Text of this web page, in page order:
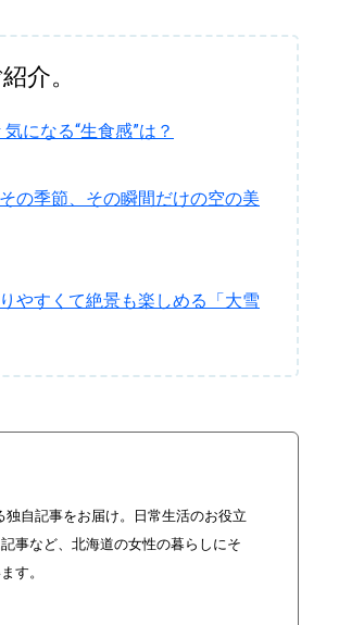
介。
になる“生食感”は？
の季節、その瞬間だけの空の美
やすくて絶景も楽しめる「大雪
自記事をお届け。日常生活のお役立
事など、北海道の女性の暮らしにそ
す。